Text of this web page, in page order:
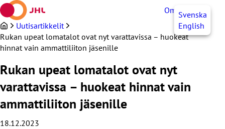
Siirry
sisältöön
OmaJHLSvenska
English
Uutisartikkelit
Rukan upeat lomatalot ovat nyt varattavissa – huokeat
hinnat vain ammattiliiton jäsenille
Rukan upeat lomatalot ovat nyt
varattavissa – huokeat hinnat vain
ammattiliiton jäsenille
18.12.2023